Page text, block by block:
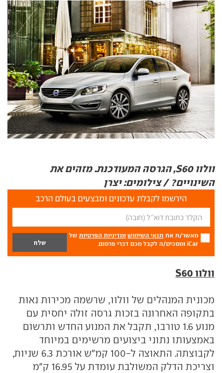
וולוו S60, הגרסה המעודכנת. מזהים את
השינויים? / צילומים: יצרן
הירשמו לקבלת עדכונים ומבצעים בעולם הרכב
מאשר/ת את תנאי השימוש ומדיניות הפרטיות של
iCar ומסכים/ה לקבל מכם דברי פרסום.
וולוו S60
מכונית המנהלים של וולוו, שרשמה מכירות נאות
בתקופה האחרונה בזכות גרסה זולה יחסית עם
מנוע 1.6 טורבו, תקבל את המנוע החדש ותרשום
באמצעותו נתוני ביצועים מרשימים במיוחד
לקבוצתה. התאוצה ל-100 קמ"ש אורכת 6.3 שניות,
וצריכת הדלק המשולבת עומדת על 16.95 ק"מ